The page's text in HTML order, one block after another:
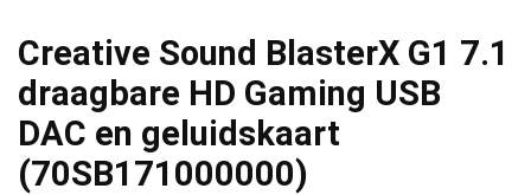
Creative Sound BlasterX G1 7.1
draagbare HD Gaming USB
DAC en geluidskaart
(70SB171000000)